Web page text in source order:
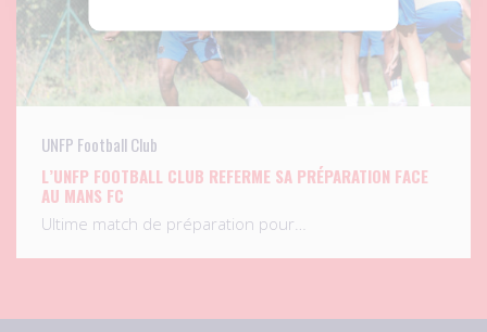
UNFP Football Club
L’UNFP FOOTBALL CLUB REFERME SA PRÉPARATION FACE
AU MANS FC
Ultime match de préparation pour…